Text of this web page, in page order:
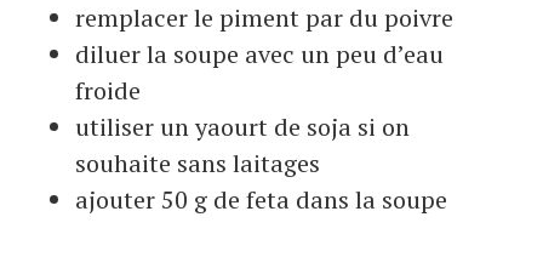
remplacer le piment par du poivre
diluer la soupe avec un peu d’eau
froide
utiliser un yaourt de soja si on
souhaite sans laitages
ajouter 50 g de feta dans la soupe